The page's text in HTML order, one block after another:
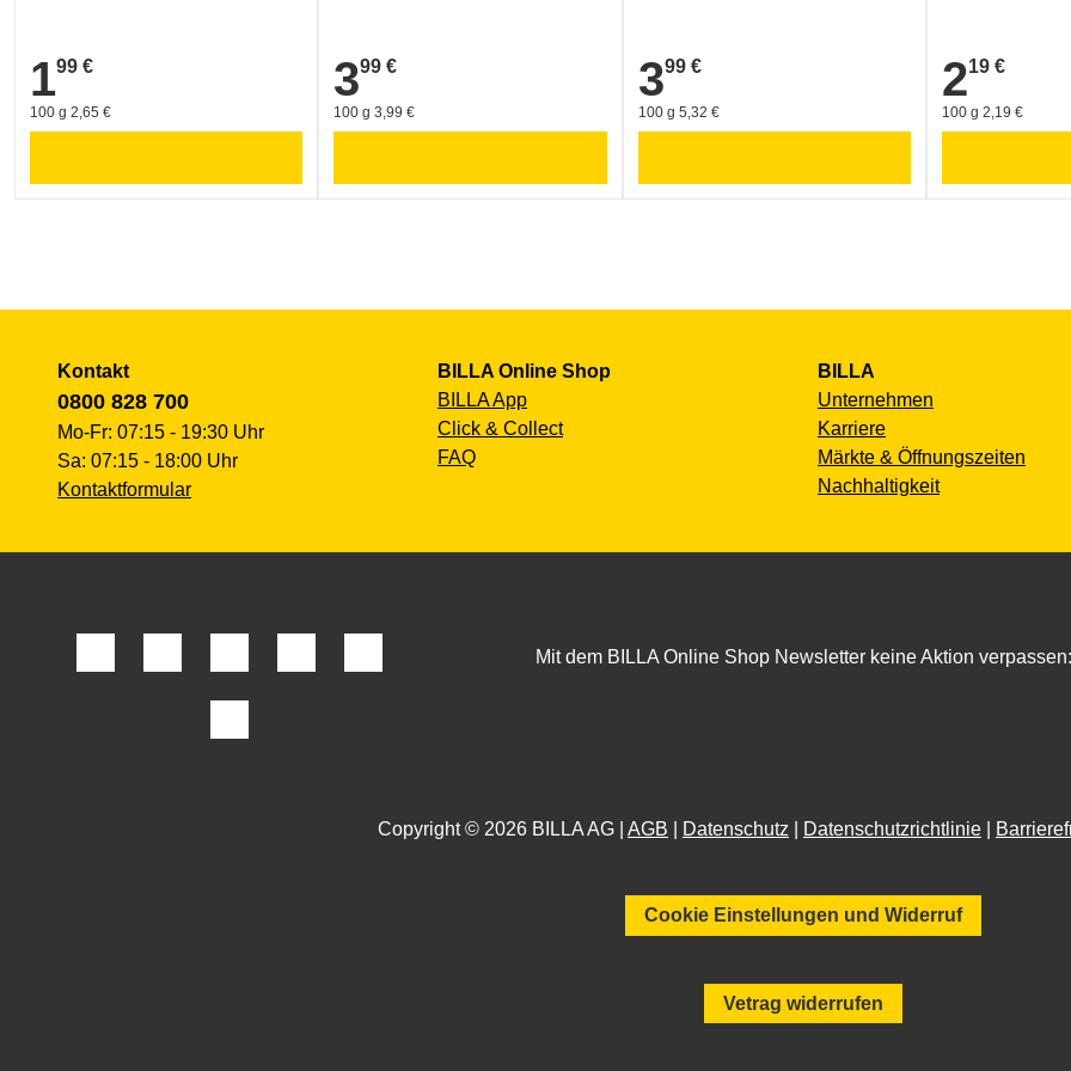
1,99 €
199 €
100 g 2,65 €
3,99 €
399 €
100 g 3,99 €
3,99 €
399 €
100 g 5,32 €
2,19 €
219 €
100 g 2,19 €
Kontakt
0800 828 700
Mo-Fr: 07:15 - 19:30 Uhr
Sa: 07:15 - 18:00 Uhr
Kontaktformular
BILLA Online Shop
BILLA App
Click & Collect
FAQ
BILLA
Unternehmen
Karriere
Märkte & Öffnungszeiten
Nachhaltigkeit
Mit dem BILLA Online Shop Newsletter keine Aktion verpassen:
Copyright © 2026 BILLA AG | AGB Datenschutz Datenschutzrichtlinie
Cookie Einstellungen und Widerruf
Vetrag widerrufen